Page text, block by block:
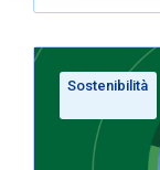
Sostenibilità